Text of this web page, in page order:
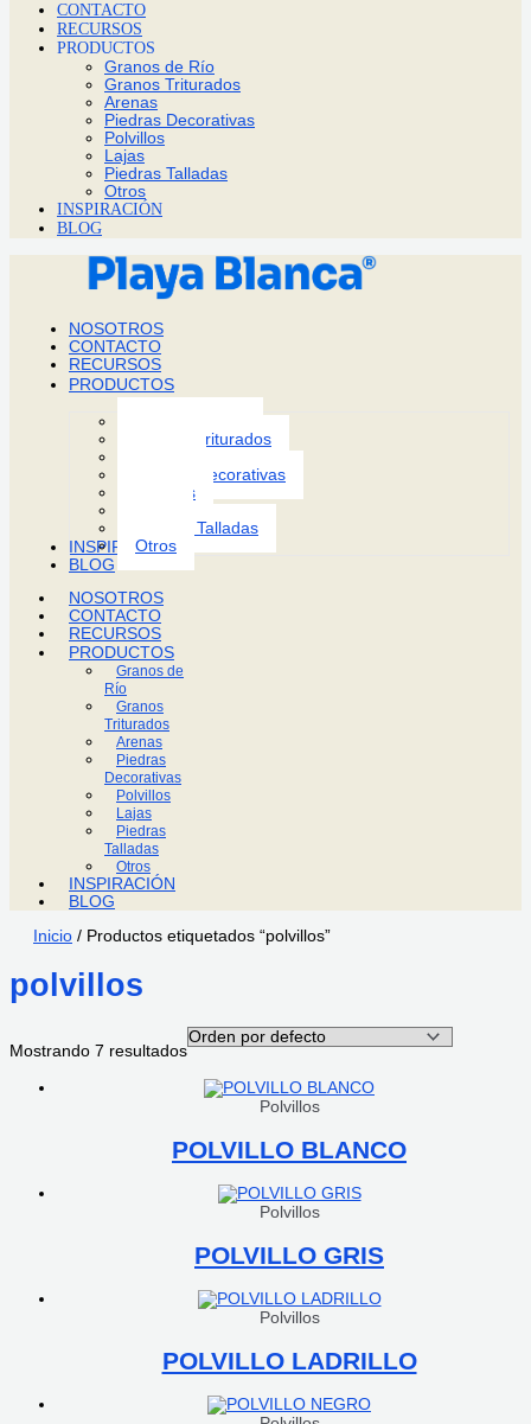
CONTACTO
RECURSOS
PRODUCTOS
Granos de Río
Granos Triturados
Arenas
Piedras Decorativas
Polvillos
Lajas
Piedras Talladas
Otros
INSPIRACIÓN
BLOG
NOSOTROS
CONTACTO
RECURSOS
PRODUCTOS
Granos Triturados
Piedras Decorativas
Polvillos
Piedras Talladas
Otros
INSPIRACIÓN
BLOG
NOSOTROS
CONTACTO
RECURSOS
PRODUCTOS
Granos de
Río
Granos
Triturados
Arenas
Piedras
Decorativas
Polvillos
Lajas
Piedras
Talladas
Otros
INSPIRACIÓN
BLOG
Inicio / Productos etiquetados “polvillos”
polvillos
Mostrando 7 resultados
Polvillos
POLVILLO BLANCO
Polvillos
POLVILLO GRIS
Polvillos
POLVILLO LADRILLO